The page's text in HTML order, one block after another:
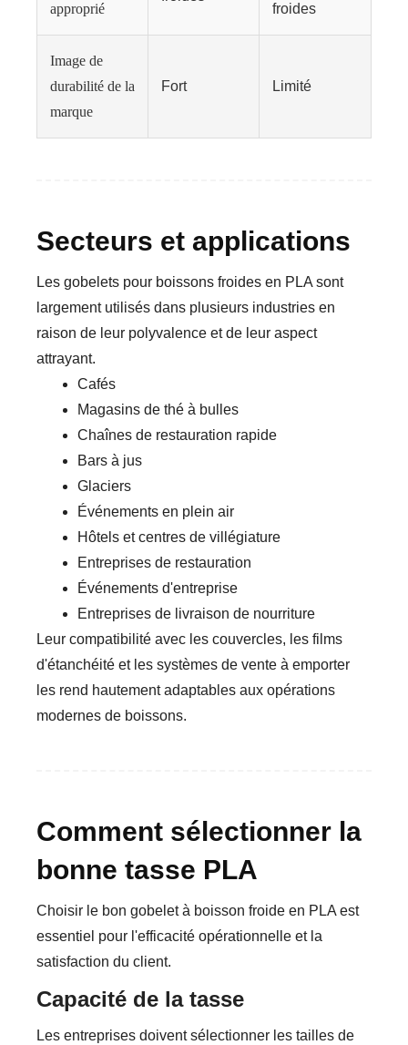
approprié
froides
Image de
durabilité de la
marque
Fort Limité
Secteurs et applications
Les gobelets pour boissons froides en PLA sont
largement utilisés dans plusieurs industries en
raison de leur polyvalence et de leur aspect
attrayant.
Cafés
Magasins de thé à bulles
Chaînes de restauration rapide
Bars à jus
Glaciers
Événements en plein air
Hôtels et centres de villégiature
Entreprises de restauration
Événements d'entreprise
Entreprises de livraison de nourriture
Leur compatibilité avec les couvercles, les films
d'étanchéité et les systèmes de vente à emporter
les rend hautement adaptables aux opérations
modernes de boissons.
Comment sélectionner la
bonne tasse PLA
Choisir le bon gobelet à boisson froide en PLA est
essentiel pour l'efficacité opérationnelle et la
satisfaction du client.
Capacité de la tasse
Les entreprises doivent sélectionner les tailles de